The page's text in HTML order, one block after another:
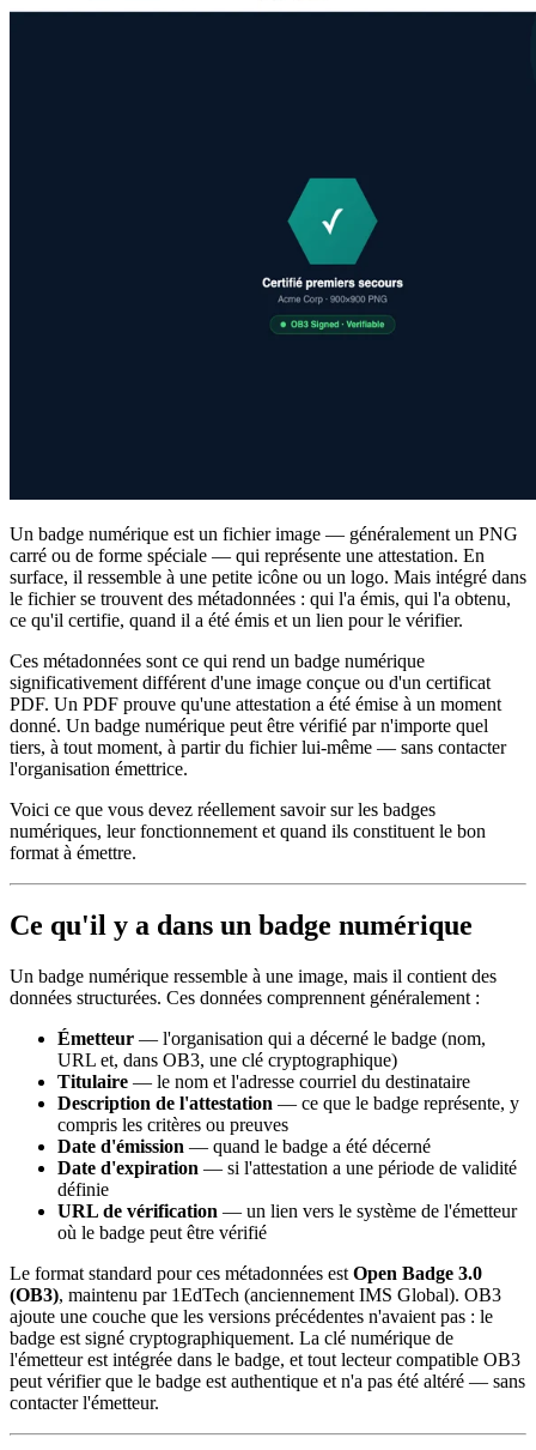
Un badge numérique est un fichier image — généralement un PNG
carré ou de forme spéciale — qui représente une attestation. En
surface, il ressemble à une petite icône ou un logo. Mais intégré dans
le fichier se trouvent des métadonnées : qui l'a émis, qui l'a obtenu,
ce qu'il certifie, quand il a été émis et un lien pour le vérifier.
Ces métadonnées sont ce qui rend un badge numérique
significativement différent d'une image conçue ou d'un certificat
PDF. Un PDF prouve qu'une attestation a été émise à un moment
donné. Un badge numérique peut être vérifié par n'importe quel
tiers, à tout moment, à partir du fichier lui-même — sans contacter
l'organisation émettrice.
Voici ce que vous devez réellement savoir sur les badges
numériques, leur fonctionnement et quand ils constituent le bon
format à émettre.
Ce qu'il y a dans un badge numérique
Un badge numérique ressemble à une image, mais il contient des
données structurées. Ces données comprennent généralement :
Émetteur — l'organisation qui a décerné le badge (nom,
URL et, dans OB3, une clé cryptographique)
Titulaire — le nom et l'adresse courriel du destinataire
Description de l'attestation — ce que le badge représente, y
compris les critères ou preuves
Date d'émission — quand le badge a été décerné
Date d'expiration — si l'attestation a une période de validité
définie
URL de vérification — un lien vers le système de l'émetteur
où le badge peut être vérifié
Le format standard pour ces métadonnées est Open Badge 3.0
(OB3), maintenu par 1EdTech (anciennement IMS Global). OB3
ajoute une couche que les versions précédentes n'avaient pas : le
badge est signé cryptographiquement. La clé numérique de
l'émetteur est intégrée dans le badge, et tout lecteur compatible OB3
peut vérifier que le badge est authentique et n'a pas été altéré — sans
contacter l'émetteur.